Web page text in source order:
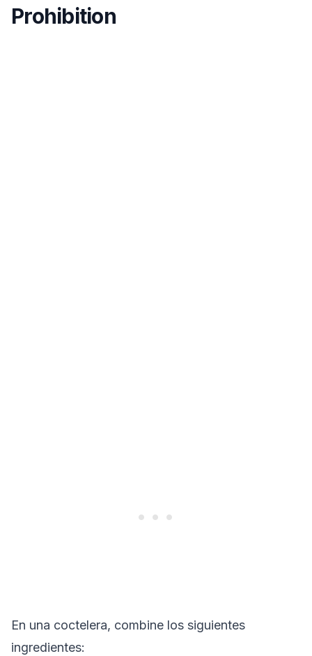
Prohibition
En una coctelera, combine los siguientes
ingredientes: